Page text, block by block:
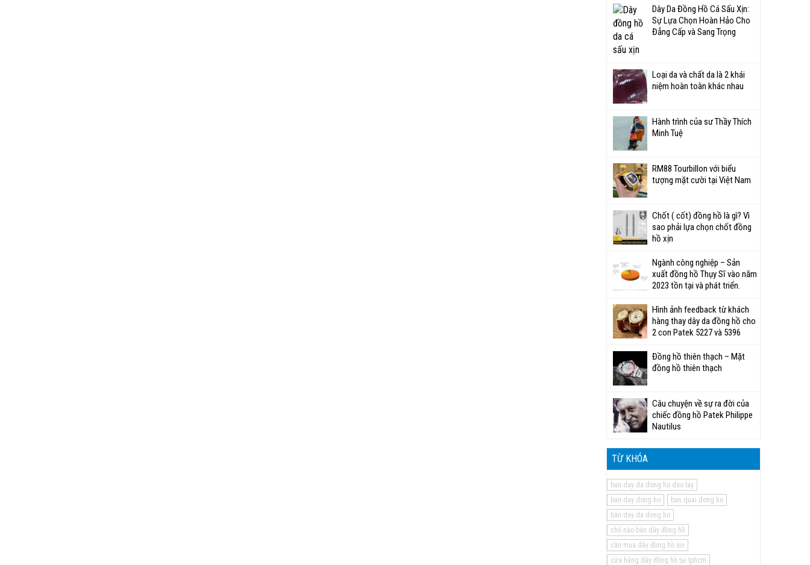
Dây Da Đồng Hồ Cá Sấu Xịn:
Sự Lựa Chọn Hoàn Hảo Cho
Đẳng Cấp và Sang Trọng
Loại da và chất da là 2 khái
niệm hoàn toàn khác nhau
Hành trình của sư Thầy Thích
Minh Tuệ
RM88 Tourbillon với biểu
tượng mặt cười tại Việt Nam
Chốt ( cốt) đồng hồ là gì? Vì
sao phải lựa chọn chốt đồng
hồ xịn
Ngành công nghiệp – Sản
xuất đồng hồ Thụy Sĩ vào năm
2023 tồn tại và phát triển.
Hình ảnh feedback từ khách
hàng thay dây da đồng hồ cho
2 con Patek 5227 và 5396
Đồng hồ thiên thạch – Mặt
đồng hồ thiên thạch
Câu chuyện về sự ra đời của
chiếc đồng hồ Patek Philippe
Nautilus
TỪ KHÓA
ban day da dong ho deo tay
ban day dong ho
ban quai dong ho
bán day da dong ho
chỗ nào bán dây đồng hồ
cần mua dây đồng hồ xịn
cửa hàng dây đồng hồ tại tphcm